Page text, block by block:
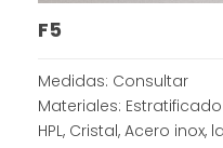
F5
Medidas: Consultar
Materiales:
HPL, Cristal, Acero inox,